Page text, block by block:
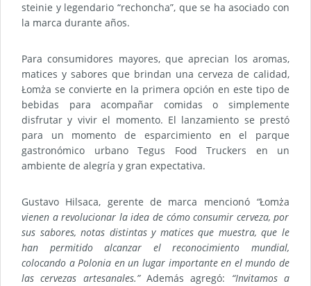
steinie y legendario “rechoncha”, que se ha asociado con
la marca durante años.
Para consumidores mayores, que aprecian los aromas,
matices y sabores que brindan una cerveza de calidad,
Łomża se convierte en la primera opción en este tipo de
bebidas para acompañar comidas o simplemente
disfrutar y vivir el momento. El lanzamiento se prestó
para un momento de esparcimiento en el parque
gastronómico urbano Tegus Food Truckers en un
ambiente de alegría y gran expectativa.
Gustavo Hilsaca, gerente de marca mencionó “Łomża
vienen a revolucionar la idea de cómo consumir cerveza, por
sus sabores, notas distintas y matices que muestra, que le
han permitido alcanzar el reconocimiento mundial,
colocando a Polonia en un lugar importante en el mundo de
las cervezas artesanales.” Además agregó: “Invitamos a